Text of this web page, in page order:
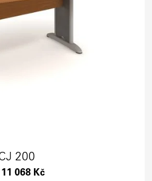
200
11 068 Kč